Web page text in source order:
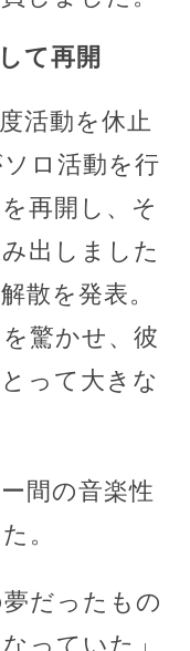
て再開
活動を休止
ロ活動を行
再開し、そ
出しました
散を発表。
驚かせ、彼
って大きな
間の音楽性
。
だったもの
っていた」